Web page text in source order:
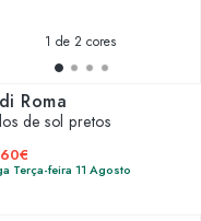
1 de 2 cores
Roma
de sol pretos
Terça-feira 11 Agosto